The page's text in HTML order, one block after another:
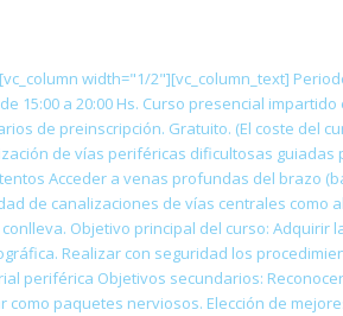
width="1/2"][vc_column_text]
15:00 a 20:00 Hs. Curso presencial
de preinscripción. Gratuito. (El coste del
de vías periféricas dificultosas
Acceder a venas profundas del brazo
de canalizaciones de vías centrales como
Objetivo principal del curso: Adquirir
Realizar con seguridad los
periférica Objetivos secundarios:
paquetes nerviosos. Elección de